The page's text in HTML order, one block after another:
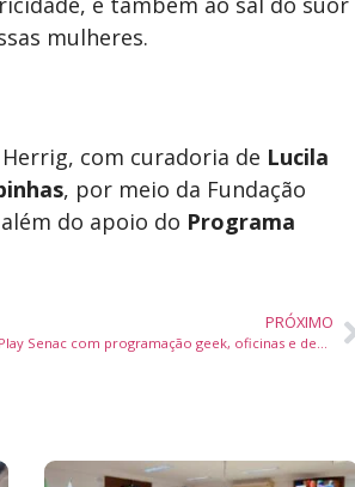
mulheres.
com curadoria de Lucila
, por meio da Fundação
do apoio do Programa
PRÓXIMO
Palhoça recebe Arena Play Senac com programação geek, oficinas e desfile de cosplay com prêmio de drone